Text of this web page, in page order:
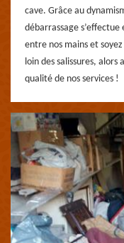
cave. Grâce au
débarrassage
entre nos mains et
loin des salissures, alors
qualité de nos services !